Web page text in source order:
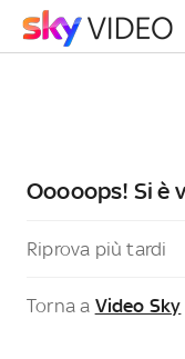
Ooooops! Si è
Riprova più tardi
Torna a Video Sky